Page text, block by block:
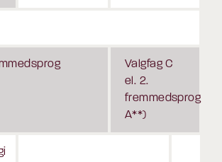
Valgfag C
el. 2.
fremmedsprog
A**)